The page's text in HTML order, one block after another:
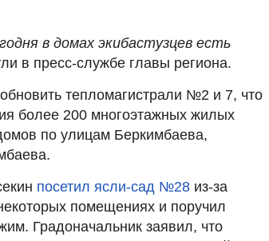
в домах экибастузцев есть
в пресс-службе главы региона.
тепломагистрали №2 и 7, что
более 200 многоэтажных жилых
по улицам Беркимбаева,
посетил ясли-сад №28 из-за
помещениях и поручил
Градоначальник заявил, что